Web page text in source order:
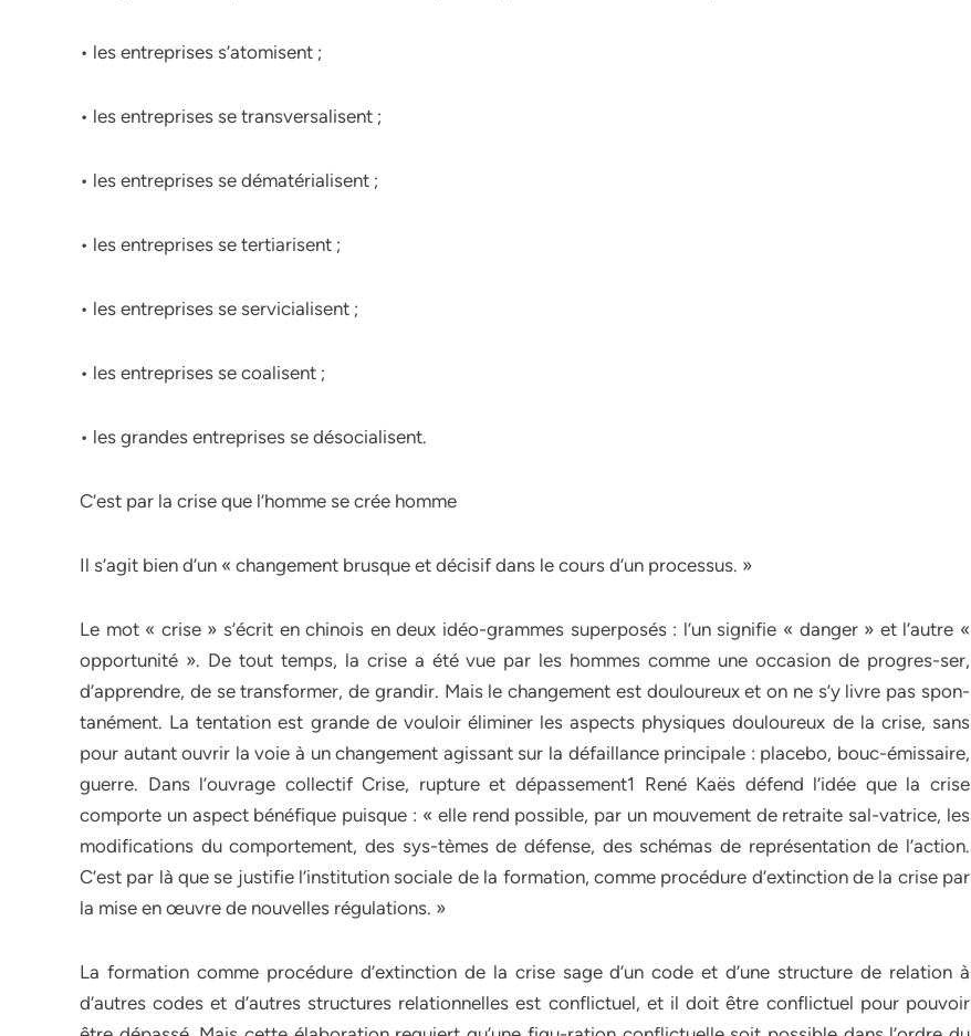
• les entreprises s’atomisent ;
• les entreprises se transversalisent ;
• les entreprises se dématérialisent ;
• les entreprises se tertiarisent ;
• les entreprises se servicialisent ;
• les entreprises se coalisent ;
• les grandes entreprises se désocialisent.
C’est par la crise que l’homme se crée homme
Il s’agit bien d’un « changement brusque et décisif dans le cours d’un processus. »
Le mot « crise » s’écrit en chinois en deux idéo-grammes superposés : l’un signifie « danger » et l’autre «
opportunité ». De tout temps, la crise a été vue par les hommes comme une occasion de progres-ser,
d’apprendre, de se transformer, de grandir. Mais le changement est douloureux et on ne s’y livre pas spon-
tanément. La tentation est grande de vouloir éliminer les aspects physiques douloureux de la crise, sans
pour autant ouvrir la voie à un changement agissant sur la défaillance principale : placebo, bouc-émissaire,
guerre. Dans l’ouvrage collectif Crise, rupture et dépassement1 René Kaës défend l’idée que la crise
comporte un aspect bénéfique puisque : « elle rend possible, par un mouvement de retraite sal-vatrice, les
modifications du comportement, des sys-tèmes de défense, des schémas de représentation de l’action.
C’est par là que se justifie l’institution sociale de la formation, comme procédure d’extinction de la crise par
la mise en œuvre de nouvelles régulations. »
La formation comme procédure d’extinction de la crise sage d’un code et d’une structure de relation à
d’autres codes et d’autres structures relationnelles est conflictuel, et il doit être conflictuel pour pouvoir